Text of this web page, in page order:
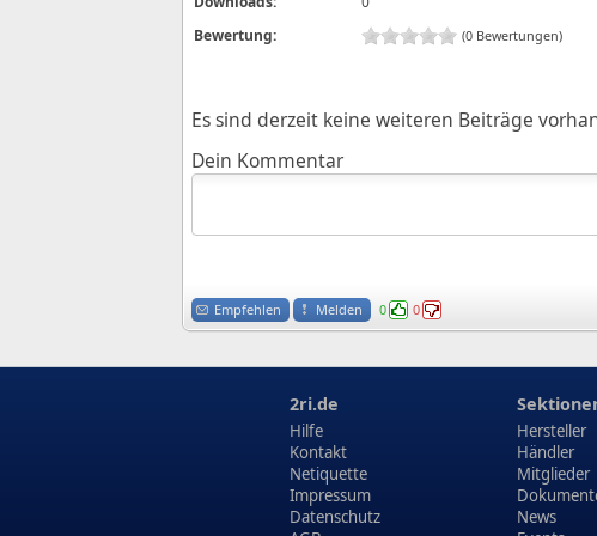
Bewertung:
(0 Bewertungen)
Es sind derzeit keine weiteren Beiträge
Dein Kommentar
Empfehlen Melden 0 0
2ri.de
Hilfe
Kontakt
Netiquette
Impressum
Datenschutz
Hersteller
Händler
Mitglieder
News